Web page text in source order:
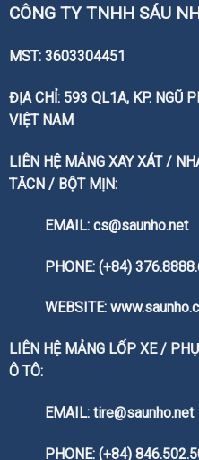
CÔNG TY TNHH SÁU
MST: 3603304451
ĐỊA CHỈ: 593 QL1A, KP. NGŨ
VIỆT NAM
LIÊN HỆ MẢNG XAY XÁT /
TĂCN / BỘT MỊN:
EMAIL: cs@saunho.net
PHONE: (+84)
WEBSITE:
LIÊN HỆ MẢNG LỐP XE /
Ô TÔ:
EMAIL: tire@saunho.net
PHONE: (+84)